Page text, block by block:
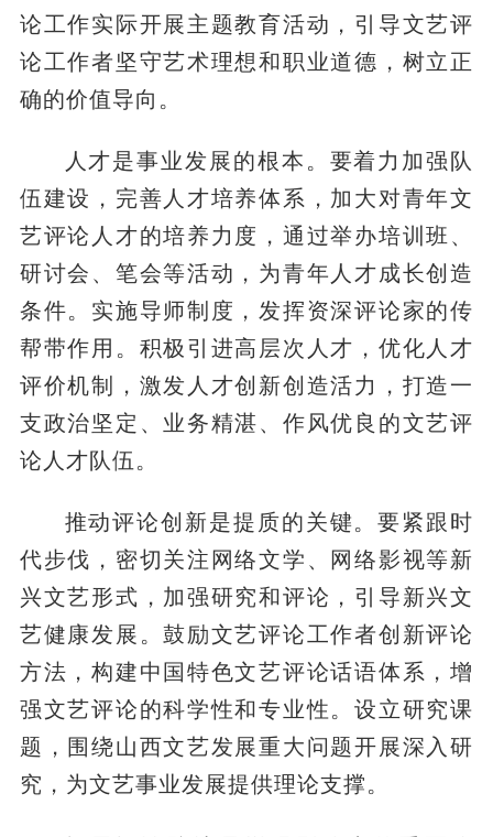
论工作实际开展主题教育活动，引导文艺评
论工作者坚守艺术理想和职业道德，树立正
确的价值导向。
人才是事业发展的根本。要着力加强队
伍建设，完善人才培养体系，加大对青年文
艺评论人才的培养力度，通过举办培训班、
研讨会、笔会等活动，为青年人才成长创造
条件。实施导师制度，发挥资深评论家的传
帮带作用。积极引进高层次人才，优化人才
评价机制，激发人才创新创造活力，打造一
支政治坚定、业务精湛、作风优良的文艺评
论人才队伍。
推动评论创新是提质的关键。要紧跟时
代步伐，密切关注网络文学、网络影视等新
兴文艺形式，加强研究和评论，引导新兴文
艺健康发展。鼓励文艺评论工作者创新评论
方法，构建中国特色文艺评论话语体系，增
强文艺评论的科学性和专业性。设立研究课
题，围绕山西文艺发展重大问题开展深入研
究，为文艺事业发展提供理论支撑。